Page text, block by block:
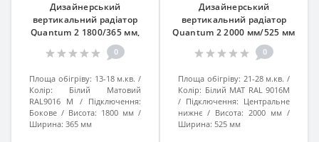
Дизайнерський
вертикальний радіатор
Quantum 2 1800/365 мм,
Білий Матовий (RAL9016 М),
підкл. №34
0
Площа обігріву: 13-18 м.кв.
Колір:
Білий Матовий
RAL9016 М
Підключення:
Бокове
Висота: 1800 мм
Ширина: 365 мм
Дизайнерський
вертикальний радіатор
Quantum 2 2000 мм/525 мм
Білий МАТ RAL 9016М підк.
№99
0
Площа обігріву: 21-28 м.кв.
Колір: Білий МАТ RAL 9016М
Підключення: Центральне
нижнє
Висота: 2000 мм
Ширина: 525 мм